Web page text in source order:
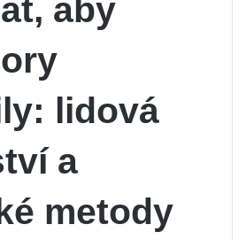
aby
lidová
a
metody